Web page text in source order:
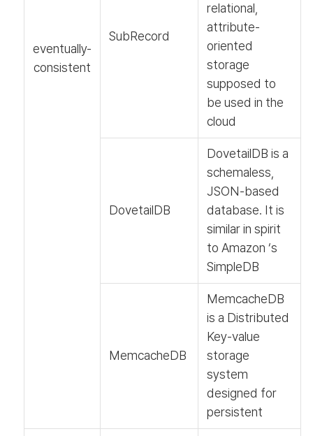
eventually‐
consistent
SubRecord
relational,
attribute-
oriented
storage
supposed to
be used in the
cloud
DovetailDB
DovetailDB is a
schemaless,
JSON-based
database. It is
similar in spirit
to Amazon ‘s
SimpleDB
MemcacheDB
MemcacheDB
is a Distributed
Key-value
storage
system
designed for
persistent